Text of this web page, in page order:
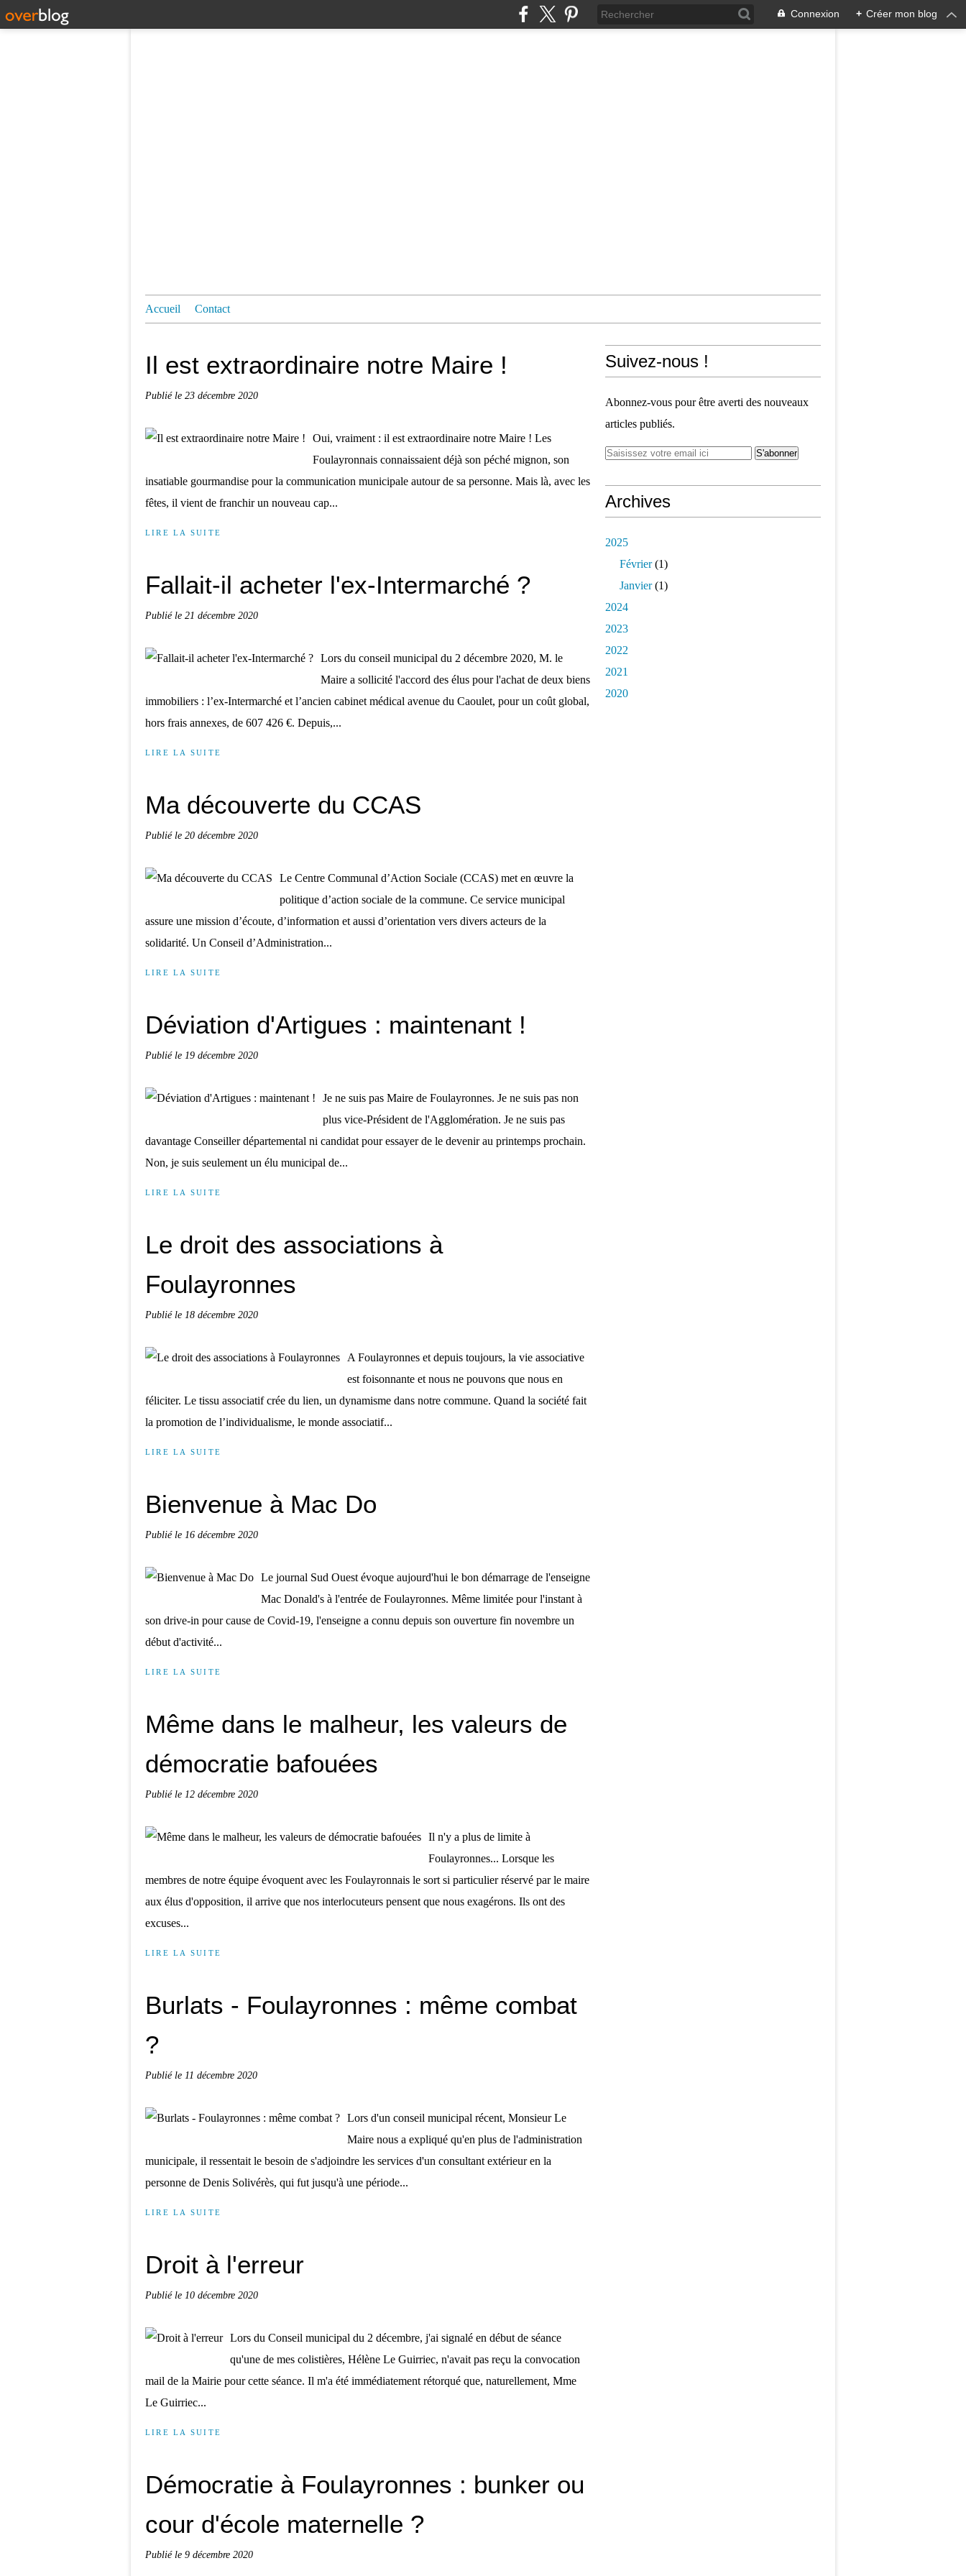
Connexion + Créer mon blog
Accueil Contact
Il est extraordinaire notre Maire !
Publié le 23 décembre 2020
Oui, vraiment : il est extraordinaire notre Maire ! Les
Foulayronnais connaissaient déjà son péché mignon, son
insatiable gourmandise pour la communication municipale autour de sa personne. Mais là, avec les
fêtes, il vient de franchir un nouveau cap...
LIRE LA SUITE
Fallait-il acheter l'ex-Intermarché ?
Publié le 21 décembre 2020
Lors du conseil municipal du 2 décembre 2020, M. le
Maire a sollicité l'accord des élus pour l'achat de deux biens
immobiliers : l’ex-Intermarché et l’ancien cabinet médical avenue du Caoulet, pour un coût global,
hors frais annexes, de 607 426 €. Depuis,...
LIRE LA SUITE
Ma découverte du CCAS
Publié le 20 décembre 2020
Le Centre Communal d’Action Sociale (CCAS) met en œuvre la
politique d’action sociale de la commune. Ce service municipal
assure une mission d’écoute, d’information et aussi d’orientation vers divers acteurs de la
solidarité. Un Conseil d’Administration...
LIRE LA SUITE
Déviation d'Artigues : maintenant !
Publié le 19 décembre 2020
Je ne suis pas Maire de Foulayronnes. Je ne suis pas non
plus vice-Président de l'Agglomération. Je ne suis pas
davantage Conseiller départemental ni candidat pour essayer de le devenir au printemps prochain.
Non, je suis seulement un élu municipal de...
LIRE LA SUITE
Le droit des associations à
Foulayronnes
Publié le 18 décembre 2020
A Foulayronnes et depuis toujours, la vie associative
est foisonnante et nous ne pouvons que nous en
féliciter. Le tissu associatif crée du lien, un dynamisme dans notre commune. Quand la société fait
la promotion de l’individualisme, le monde associatif...
LIRE LA SUITE
Bienvenue à Mac Do
Publié le 16 décembre 2020
Le journal Sud Ouest évoque aujourd'hui le bon démarrage de l'enseigne
Mac Donald's à l'entrée de Foulayronnes. Même limitée pour l'instant à
son drive-in pour cause de Covid-19, l'enseigne a connu depuis son ouverture fin novembre un
début d'activité...
LIRE LA SUITE
Même dans le malheur, les valeurs de
démocratie bafouées
Publié le 12 décembre 2020
Il n'y a plus de limite à
Foulayronnes... Lorsque les
membres de notre équipe évoquent avec les Foulayronnais le sort si particulier réservé par le maire
aux élus d'opposition, il arrive que nos interlocuteurs pensent que nous exagérons. Ils ont des
excuses...
LIRE LA SUITE
Burlats - Foulayronnes : même combat
?
Publié le 11 décembre 2020
Lors d'un conseil municipal récent, Monsieur Le
Maire nous a expliqué qu'en plus de l'administration
municipale, il ressentait le besoin de s'adjoindre les services d'un consultant extérieur en la
personne de Denis Solivérès, qui fut jusqu'à une période...
LIRE LA SUITE
Droit à l'erreur
Publié le 10 décembre 2020
Lors du Conseil municipal du 2 décembre, j'ai signalé en début de séance
qu'une de mes colistières, Hélène Le Guirriec, n'avait pas reçu la convocation
mail de la Mairie pour cette séance. Il m'a été immédiatement rétorqué que, naturellement, Mme
Le Guirriec...
LIRE LA SUITE
Démocratie à Foulayronnes : bunker ou
cour d'école maternelle ?
Publié le 9 décembre 2020
Suivez-nous !
Abonnez-vous pour être averti des nouveaux
articles publiés.
Archives
2025
Février(1)
Janvier(1)
2024
2023
2022
2021
2020